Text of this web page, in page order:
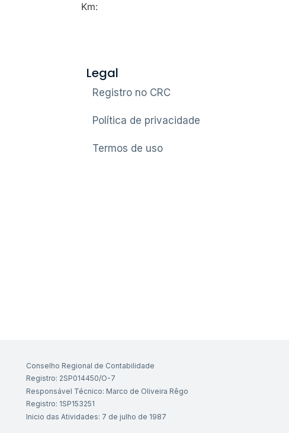
Km:
Legal
Registro no CRC
Política de privacidade
Termos de uso
Conselho Regional de Contabilidade
Registro: 2SP014450/O-7
Responsável Técnico: Marco de Oliveira Rêgo
Registro: 1SP153251
Inicio das Atividades: 7 de julho de 1987